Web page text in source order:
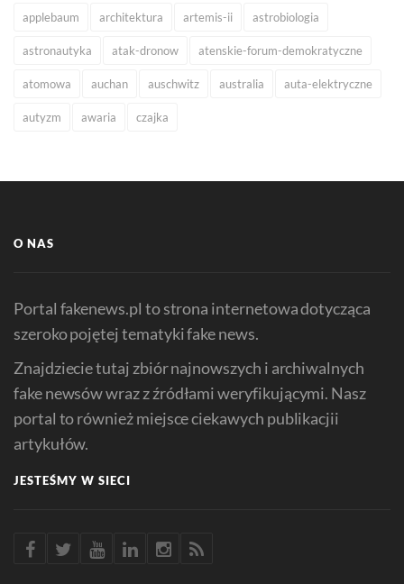
applebaum architektura artemis-ii astrobiologia
astronautyka atak-dronow atenskie-forum-demokratyczne
atomowa auchan auschwitz australia auta-elektryczne
autyzm awaria czajka
O NAS
Portal fakenews.pl to strona internetowa dotycząca
szeroko pojętej tematyki fake news.
Znajdziecie tutaj zbiór najnowszych i archiwalnych
fake newsów wraz z źródłami weryfikującymi. Nasz
portal to również miejsce ciekawych publikacjii
artykułów.
JESTEŚMY W SIECI